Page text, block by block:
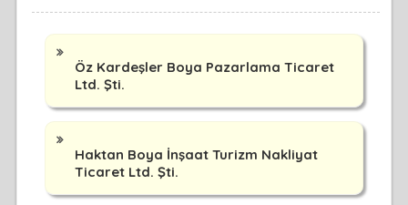
Öz Kardeşler Boya Pazarlama Ticaret
Ltd. Şti.
Haktan Boya İnşaat Turizm Nakliyat
Ticaret Ltd. Şti.